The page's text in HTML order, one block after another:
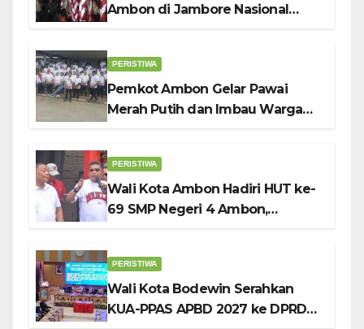
Ambon di Jambore Nasional
PERISTIWA
Pemkot Ambon Gelar Pawai
Merah Putih dan Imbau Warga
PERISTIWA
Wali Kota Ambon Hadiri HUT ke-
69 SMP Negeri 4 Ambon,
PERISTIWA
Wali Kota Bodewin Serahkan
KUA-PPAS APBD 2027 ke DPRD